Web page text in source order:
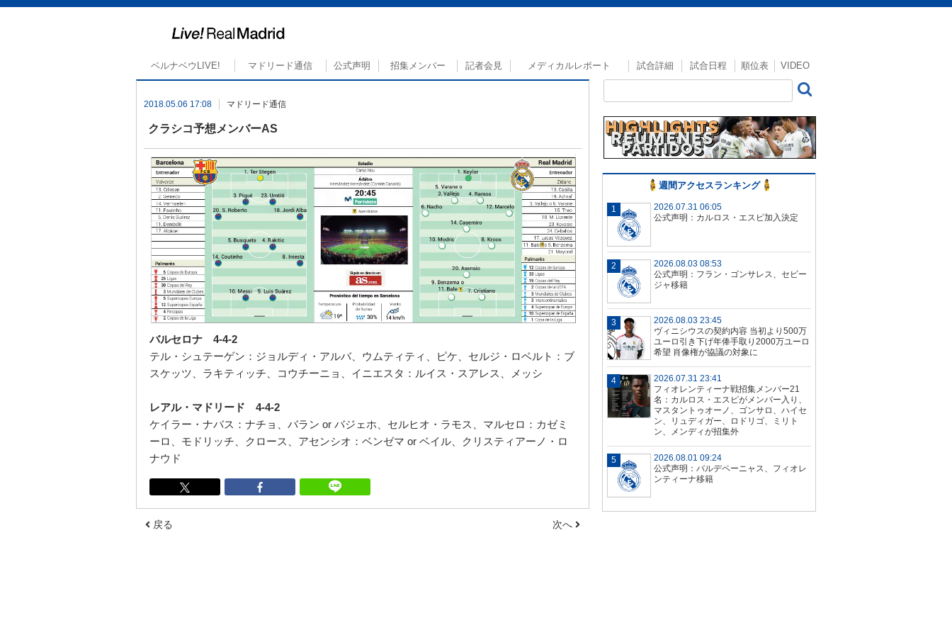
ベルナベウLIVE! マドリード通信 公式声明 招集メンバー 記者会見 メディカルレポート 試合詳細 試合日程 順位表 VIDEO
2018.05.06 17:08 マドリード通信
クラシコ予想メンバーAS
バルセロナ 4-4-2
テル・シュテーゲン：ジョルディ・アルバ、ウムティティ、ピケ、セルジ・ロベルト：ブ
スケッツ、ラキティッチ、コウチーニョ、イニエスタ：ルイス・スアレス、メッシ
レアル・マドリード 4-4-2
ケイラー・ナバス：ナチョ、バラン or バジェホ、セルヒオ・ラモス、マルセロ：カゼミ
ーロ、モドリッチ、クロース、アセンシオ：ベンゼマ or ベイル、クリスティアーノ・ロ
ナウド
戻る 次へ
週間アクセスランキング
2026.07.31 06:05
公式声明：カルロス・エスピ加入決定
2026.08.03 08:53
公式声明：フラン・ゴンサレス、セビー
ジャ移籍
2026.08.03 23:45
ヴィニシウスの契約内容 当初より500万
ユーロ引き下げ年俸手取り2000万ユーロ
希望 肖像権が協議の対象に
2026.07.31 23:41
フィオレンティーナ戦招集メンバー21
名：カルロス・エスピがメンバー入り、
マスタントゥオーノ、ゴンサロ、ハイセ
ン、リュディガー、ロドリゴ、ミリト
ン、メンディが招集外
2026.08.01 09:24
公式声明：バルデペーニャス、フィオレ
ンティーナ移籍